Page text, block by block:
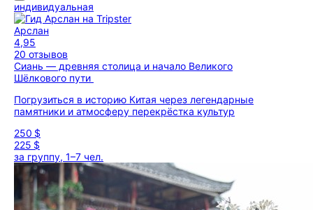
индивидуальная
Арслан
4,95
20 отзывов
Сиань — древняя столица и начало Великого
Шёлкового пути
Погрузиться в историю Китая через легендарные
памятники и атмосферу перекрёстка культур
250 $
225 $
за группу, 1–7 чел.